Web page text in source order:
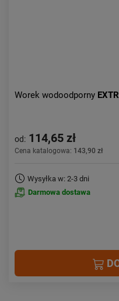
Worek wodoodporny
od: 114,65 zł
Cena katalogowa: 143,90 zł
Wysyłka w: 2-3 dni
Darmowa dostawa